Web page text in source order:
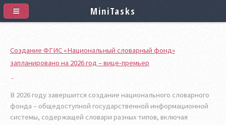
Создание ФГИС «Национальный словарный фонд»
запланировано на 2026 год – вице-премьер
В 2026 году завершится создание национального словарного
фонда – общедоступной государственной информационной
системы, содержащей словари разных типов, включая
MiniTasks